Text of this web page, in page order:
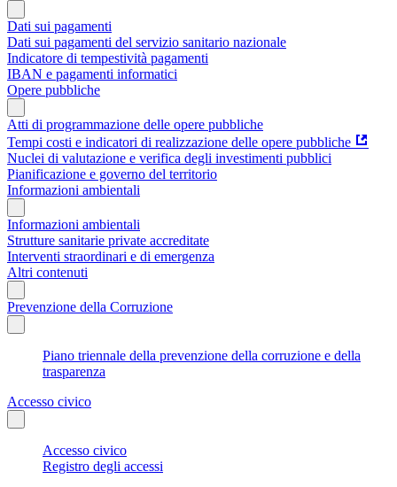
Dati sui pagamenti
Dati sui pagamenti del servizio sanitario nazionale
Indicatore di tempestività pagamenti
IBAN e pagamenti informatici
Opere pubbliche
Atti di programmazione delle opere pubbliche
Tempi costi e indicatori di realizzazione delle opere pubbliche
Nuclei di valutazione e verifica degli investimenti pubblici
Pianificazione e governo del territorio
Informazioni ambientali
Informazioni ambientali
Strutture sanitarie private accreditate
Interventi straordinari e di emergenza
Altri contenuti
Prevenzione della Corruzione
Piano triennale della prevenzione della corruzione e della
trasparenza
Accesso civico
Accesso civico
Registro degli accessi